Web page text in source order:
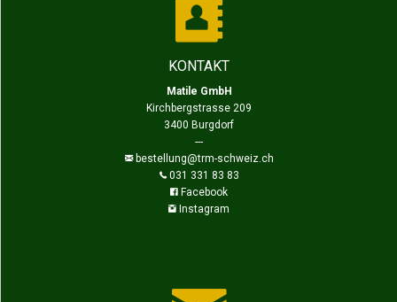
KONTAKT
Matile GmbH
Kirchbergstrasse 209
3400 Burgdorf
---
bestellung@trm-schweiz.ch
031 331 83 83
Facebook
Instagram